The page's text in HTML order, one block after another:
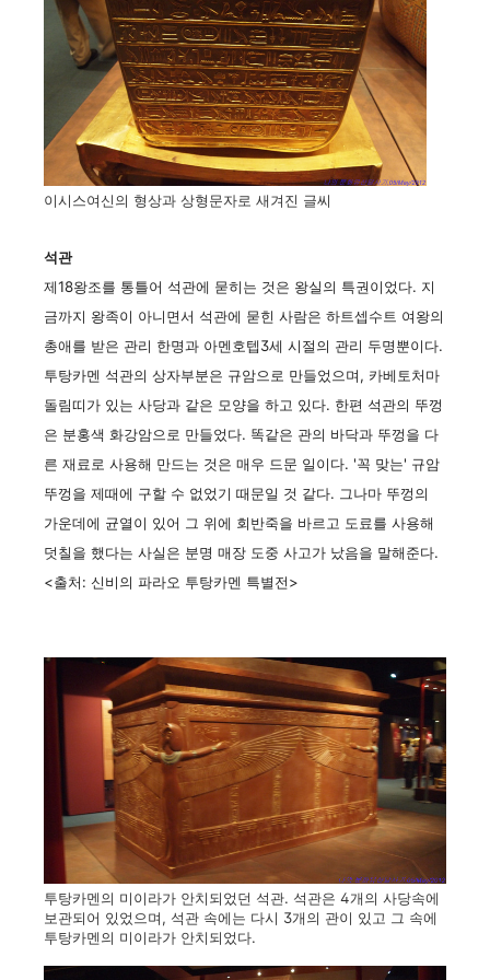
이시스여신의 형상과 상형문자로 새겨진 글씨
석관
제18왕조를 통틀어 석관에 묻히는 것은 왕실의 특권이었다. 지
금까지 왕족이 아니면서 석관에 묻힌 사람은 하트셉수트 여왕의
총애를 받은 관리 한명과 아멘호텝3세 시절의 관리 두명뿐이다.
투탕카멘 석관의 상자부분은 규암으로 만들었으며, 카베토처마
돌림띠가 있는 사당과 같은 모양을 하고 있다. 한편 석관의 뚜껑
은 분홍색 화강암으로 만들었다. 똑같은 관의 바닥과 뚜껑을 다
른 재료로 사용해 만드는 것은 매우 드문 일이다. '꼭 맞는' 규암
뚜껑을 제때에 구할 수 없었기 때문일 것 같다. 그나마 뚜껑의
가운데에 균열이 있어 그 위에 회반죽을 바르고 도료를 사용해
덧칠을 했다는 사실은 분명 매장 도중 사고가 났음을 말해준다.
<출처: 신비의 파라오 투탕카멘 특별전>
투탕카멘의 미이라가 안치되었던 석관. 석관은 4개의 사당속에
보관되어 있었으며, 석관 속에는 다시 3개의 관이 있고 그 속에
투탕카멘의 미이라가 안치되었다.